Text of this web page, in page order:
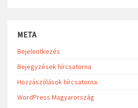
META
Bejelentkezés
Bejegyzések hírcsatorna
Hozzászólások hírcsatorna
WordPress Magyarország